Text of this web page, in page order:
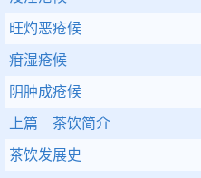
旺灼恶疮候
疳湿疮候
阴肿成疮候
上篇 茶饮简介
茶饮发展史